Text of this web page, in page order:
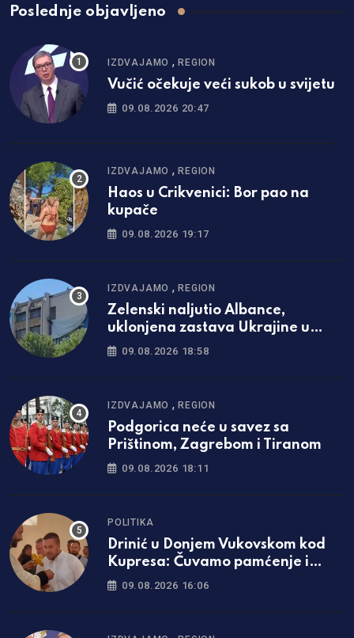
Poslednje objavljeno
IZDVAJAMO ,REGION
Vučić očekuje veći sukob u svijetu
09.08.2026 20:47
IZDVAJAMO ,REGION
Haos u Crikvenici: Bor pao na
kupače
09.08.2026 19:17
IZDVAJAMO ,REGION
Zelenski naljutio Albance,
uklonjena zastava Ukrajine u
Prištini
09.08.2026 18:58
IZDVAJAMO ,REGION
Podgorica neće u savez sa
Prištinom, Zagrebom i Tiranom
09.08.2026 18:11
POLITIKA
Drinić u Donjem Vukovskom kod
Kupresa: Čuvamo pamćenje i
pravo na postojanje /video/
09.08.2026 16:06